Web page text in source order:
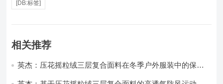
[DB:标签]
相关推荐
英杰：压花摇粒绒三层复合面料在冬季户外服装中的保暖